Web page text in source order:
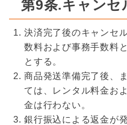
第9条.キャンセ
決済完了後のキャンセ
数料および事務手数料
とする。
商品発送準備完了後、
ては、レンタル料金お
金は行わない。
銀行振込による返金が